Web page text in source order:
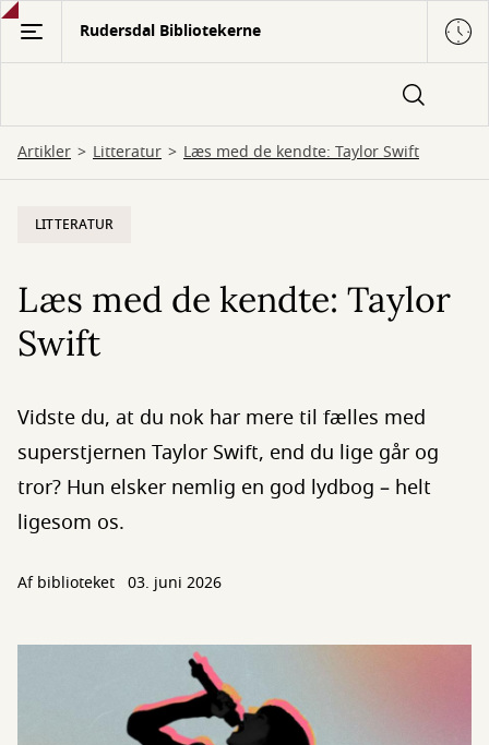
Gå
hovedindhold
Rudersdal Bibliotekerne
Artikler Litteratur Læs med de kendte: Taylor Swift
LITTERATUR
Læs med de kendte: Taylor
Swift
Vidste du, at du nok har mere til fælles med
superstjernen Taylor Swift, end du lige går og
tror? Hun elsker nemlig en god lydbog – helt
ligesom os.
Af biblioteket 03. juni 2026